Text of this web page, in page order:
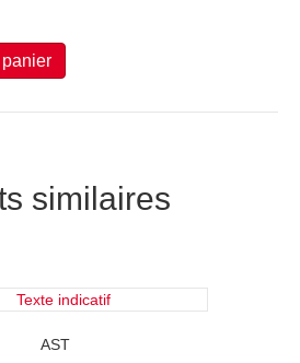
similaires
AST